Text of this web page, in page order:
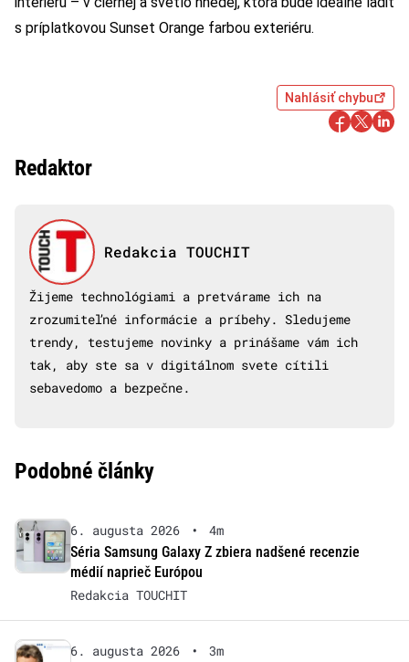
s príplatkovou Sunset Orange farbou exteriéru.
Nahlásiť chybu
Redaktor
Redakcia TOUCHIT
Žijeme technológiami a pretvárame ich na
zrozumiteľné informácie a príbehy. Sledujeme
trendy, testujeme novinky a prinášame vám ich
tak, aby ste sa v digitálnom svete cítili
sebavedomo a bezpečne.
Podobné články
6. augusta 2026 •
4m
Séria Samsung Galaxy Z zbiera nadšené recenzie
médií naprieč Európou
Redakcia TOUCHIT
6. augusta 2026 •
3m